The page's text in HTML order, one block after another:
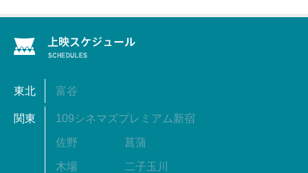
東北 富谷
関東 109シネマズプレミアム新宿
佐野 菖蒲
木場 二子玉川